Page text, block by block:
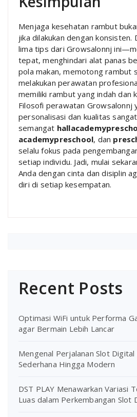
Menjaga kesehatan rambut
jika dilakukan dengan konsisten.
lima tips dari Growsalonnj
tepat, menghindari alat panas
pola makan, memotong rambut
melakukan perawatan
memiliki rambut yang indah dan
Filosofi perawatan Growsalonnj
personalisasi dan kualitas
semangat
academypreschool, dan
selalu fokus pada
setiap individu. Jadi, mulai
Anda dengan cinta dan disiplin
diri di setiap kesempatan.
Recent Posts
Optimasi WiFi untuk Performa
agar Bermain Lebih Lancar
Mengenal Perjalanan Slot
Sederhana Hingga Modern
DST PLAY Menawarkan Variasi
Luas dalam Perkembangan Slot